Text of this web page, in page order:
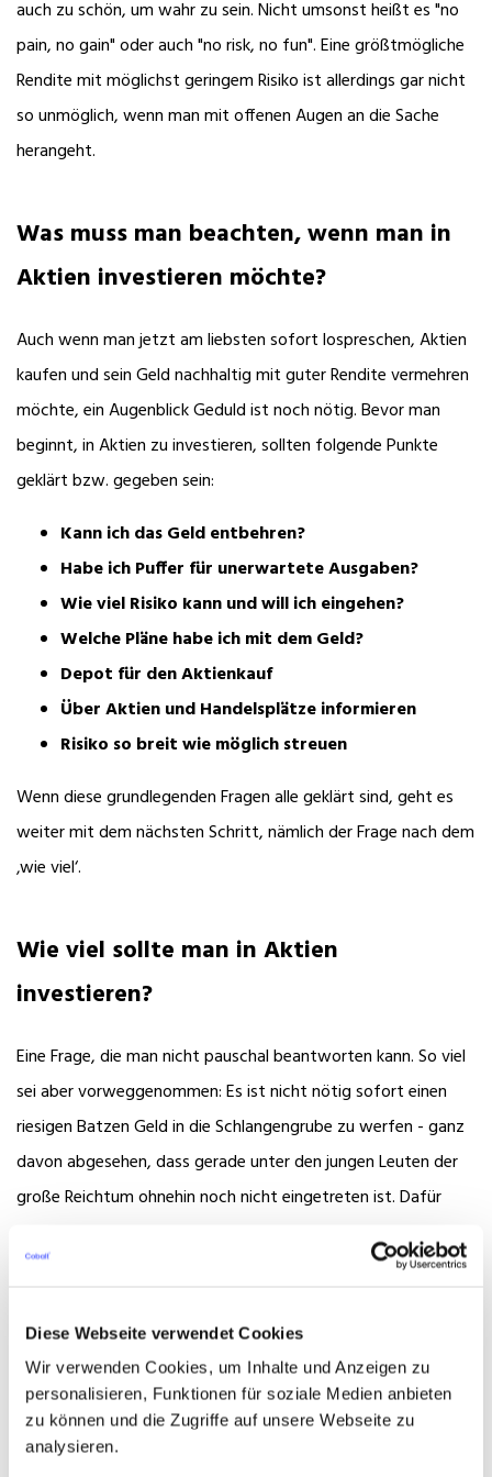
Diese Webseite verwendet Cookies
Wir verwenden Cookies, um Inhalte und Anzeigen zu
personalisieren, Funktionen für soziale Medien anbieten
zu können und die Zugriffe auf unsere Webseite zu
analysieren.
auch zu schön, um wahr zu sein. Nicht umsonst heißt es "no
pain, no gain" oder auch "no risk, no fun". Eine größtmögliche
Rendite mit möglichst geringem Risiko ist allerdings gar nicht
so unmöglich, wenn man mit offenen Augen an die Sache
herangeht.
Was muss man beachten, wenn man in
Aktien investieren möchte?
Auch wenn man jetzt am liebsten sofort lospreschen, Aktien
kaufen und sein Geld nachhaltig mit guter Rendite vermehren
möchte, ein Augenblick Geduld ist noch nötig. Bevor man
beginnt, in Aktien zu investieren, sollten folgende Punkte
geklärt bzw. gegeben sein:
Kann ich das Geld entbehren?
Habe ich Puffer für unerwartete Ausgaben?
Wie viel Risiko kann und will ich eingehen?
Welche Pläne habe ich mit dem Geld?
Depot für den Aktienkauf
Über Aktien und Handelsplätze informieren
Risiko so breit wie möglich streuen
Wenn diese grundlegenden Fragen alle geklärt sind, geht es
weiter mit dem nächsten Schritt, nämlich der Frage nach dem
‚wie viel‘.
Wie viel sollte man in Aktien
investieren?
Eine Frage, die man nicht pauschal beantworten kann. So viel
sei aber vorweggenommen: Es ist nicht nötig sofort einen
riesigen Batzen Geld in die Schlangengrube zu werfen - ganz
davon abgesehen, dass gerade unter den jungen Leuten der
große Reichtum ohnehin noch nicht eingetreten ist. Dafür
gibt es aber sogenannte Aktienfonds-Sparpläne. Hier zahlt
der Sparer monatlich einen bestimmten Betrag in den von ihm
monatlich, die dann vom Girokonto abgebucht und angelegt
werden. Wer sich eine gute Übersicht über seine Einkünfte
und Ausgaben gemacht hat und regelmäßige Überschüsse
erwirtschaftet, kann diese Frage für sich selbst recht schnell